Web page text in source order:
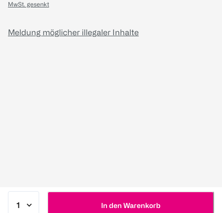
In den Warenkorb
MwSt. gesenkt
Meldung möglicher illegaler Inhalte